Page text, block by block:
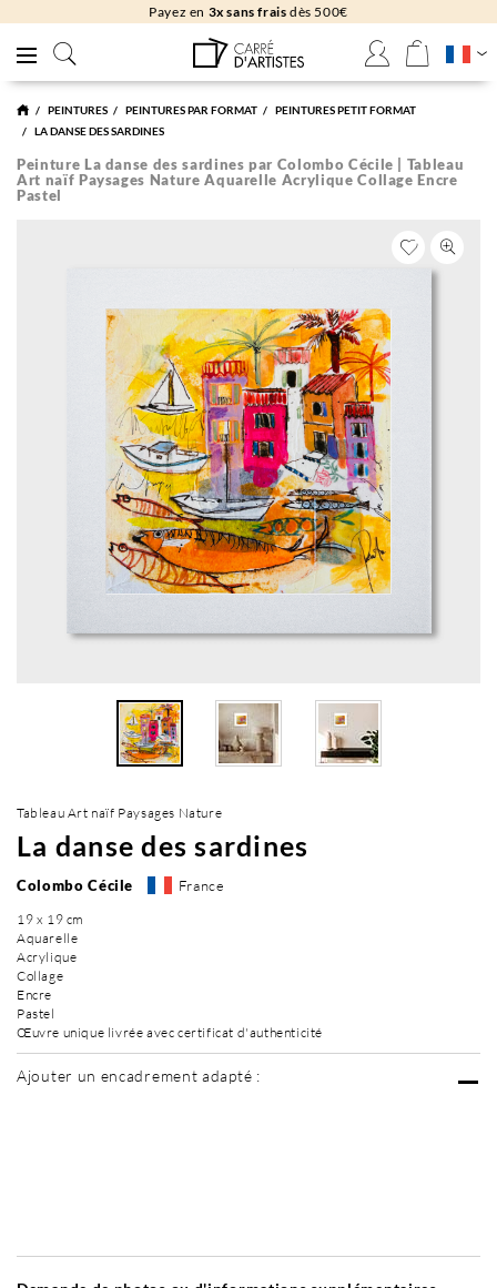
Payez en 3x sans frais dès 500€
PEINTURES PEINTURES PAR FORMAT
PEINTURES PETIT FORMAT
LA DANSE DES SARDINES
Peinture La danse des sardines par Colombo Cécile | Tableau
Art naïf Paysages Nature Aquarelle Acrylique Collage Encre
Pastel
Tableau Art naïf Paysages Nature
La danse des sardines
Colombo Cécile France
19 x 19 cm
Aquarelle
Acrylique
Collage
Encre
Pastel
Œuvre unique livrée avec certificat d'authenticité
Ajouter un encadrement adapté :